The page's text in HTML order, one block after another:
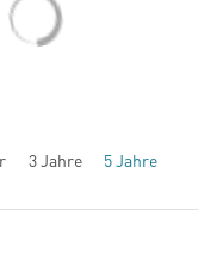
3 Jahre 5 Jahre